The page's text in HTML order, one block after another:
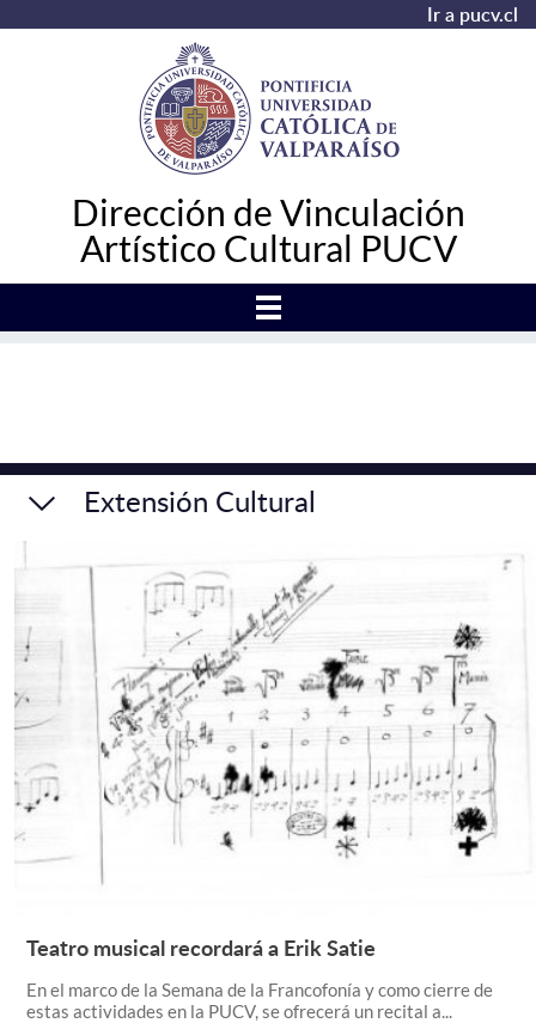
Ir a pucv.cl
Dirección de Vinculación
Artístico Cultural PUCV
Extensión Cultural
Teatro musical recordará a Erik Satie
En el marco de la Semana de la Francofonía y como cierre de
estas actividades en la PUCV, se ofrecerá un recital a...